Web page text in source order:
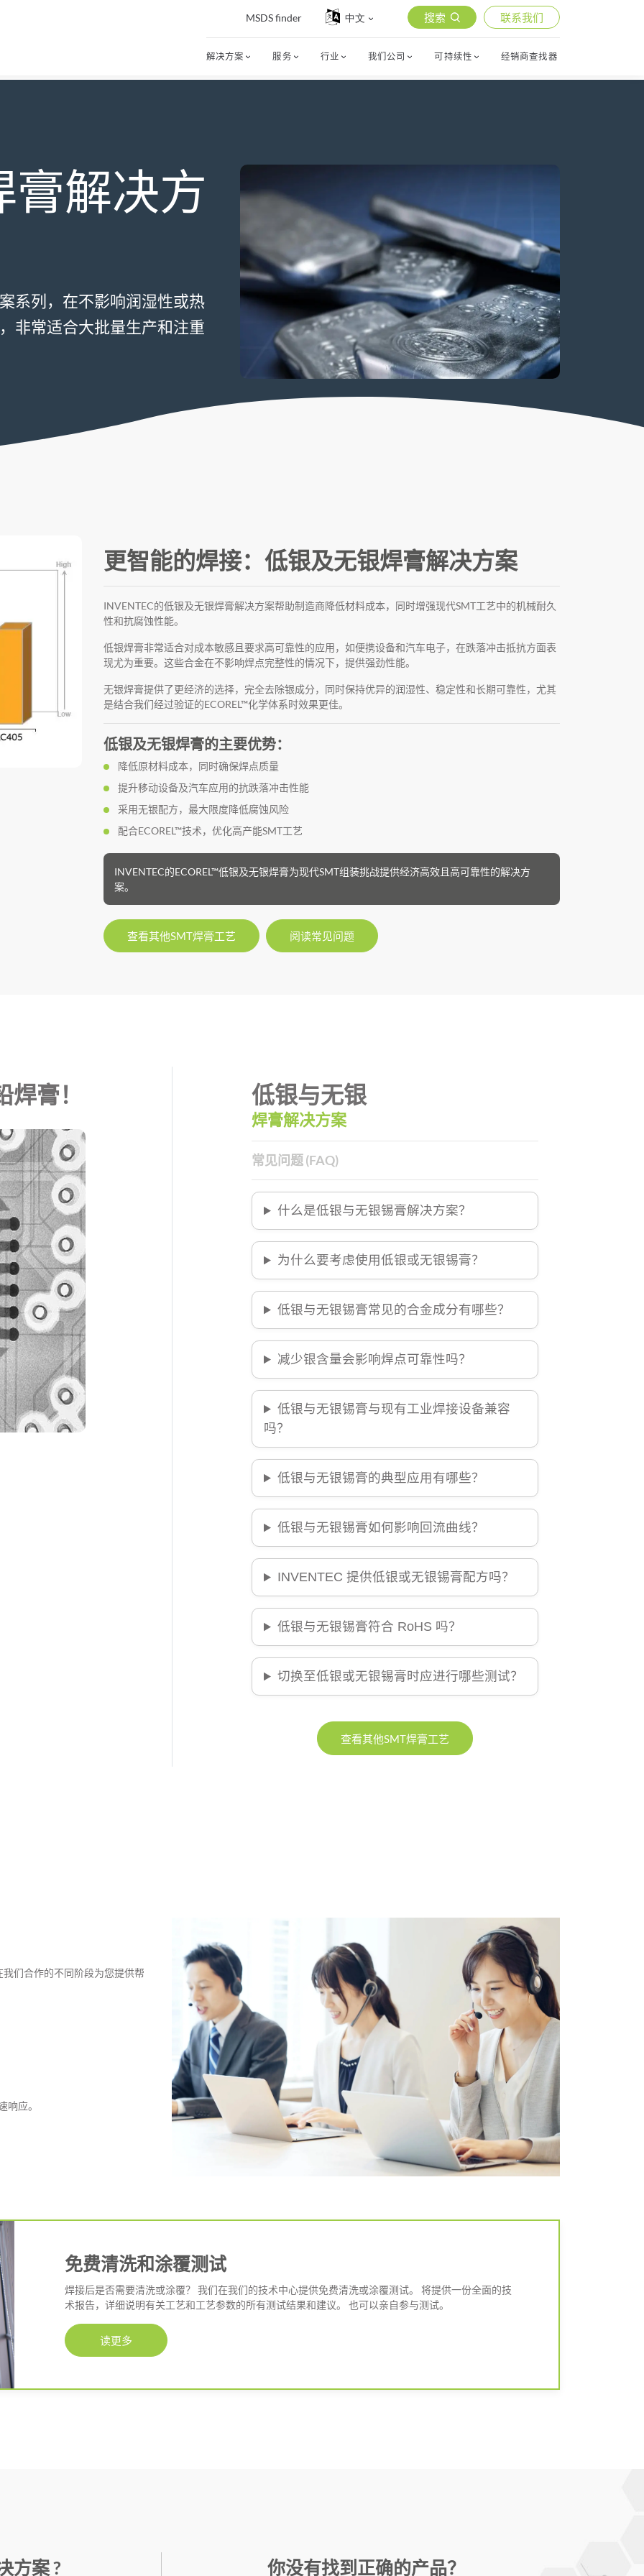
MSDS finder 中文 搜索 联系我们
解决方案 服务 行业 我们公司 可持续性 经销商查找器
解决方
系列，在不影响润湿性或热
非常适合大批量生产和注重
更智能的焊接：低银及无银焊膏解决方案
INVENTEC的低银及无银焊膏解决方案帮助制造商降低材料成本，同时增强现代SMT工艺中的机械耐久
性和抗腐蚀性能。
低银焊膏非常适合对成本敏感且要求高可靠性的应用，如便携设备和汽车电子，在跌落冲击抵抗方面表
现尤为重要。这些合金在不影响焊点完整性的情况下，提供强劲性能。
无银焊膏提供了更经济的选择，完全去除银成分，同时保持优异的润湿性、稳定性和长期可靠性，尤其
是结合我们经过验证的ECOREL™化学体系时效果更佳。
低银及无银焊膏的主要优势：
降低原材料成本，同时确保焊点质量
提升移动设备及汽车应用的抗跌落冲击性能
采用无银配方，最大限度降低腐蚀风险
配合ECOREL™技术，优化高产能SMT工艺
INVENTEC的ECOREL™低银及无银焊膏为现代SMT组装挑战提供经济高效且高可靠性的解决方
案。
查看其他SMT焊膏工艺 阅读常见问题
膏！ 低银与无银
焊膏解决方案
常见问题 (FAQ)
什么是低银与无银锡膏解决方案？
为什么要考虑使用低银或无银锡膏？
低银与无银锡膏常见的合金成分有哪些？
减少银含量会影响焊点可靠性吗？
低银与无银锡膏与现有工业焊接设备兼容
吗？
低银与无银锡膏的典型应用有哪些？
低银与无银锡膏如何影响回流曲线？
INVENTEC 提供低银或无银锡膏配方吗？
低银与无银锡膏符合 RoHS 吗？
切换至低银或无银锡膏时应进行哪些测试？
查看其他SMT焊膏工艺
们合作的不同阶段为您提供帮
响应。
免费清洗和涂覆测试
焊接后是否需要清洗或涂覆？ 我们在我们的技术中心提供免费清洗或涂覆测试。 将提供一份全面的技
术报告，详细说明有关工艺和工艺参数的所有测试结果和建议。 也可以亲自参与测试。
读更多
方案 ? 你没有找到正确的产品？